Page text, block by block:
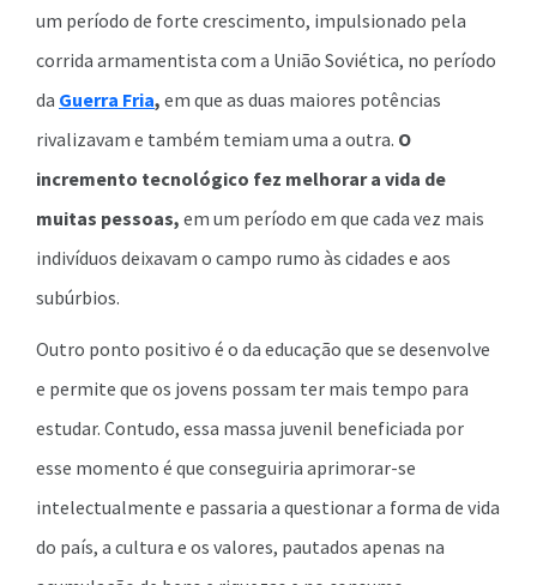
um período de forte crescimento, impulsionado pela
corrida armamentista com a União Soviética, no período
da Guerra Fria, em que as duas maiores potências
rivalizavam e também temiam uma a outra. O
incremento tecnológico fez melhorar a vida de
muitas pessoas, em um período em que cada vez mais
indivíduos deixavam o campo rumo às cidades e aos
subúrbios.
Outro ponto positivo é o da educação que se desenvolve
e permite que os jovens possam ter mais tempo para
estudar. Contudo, essa massa juvenil beneficiada por
esse momento é que conseguiria aprimorar-se
intelectualmente e passaria a questionar a forma de vida
do país, a cultura e os valores, pautados apenas na